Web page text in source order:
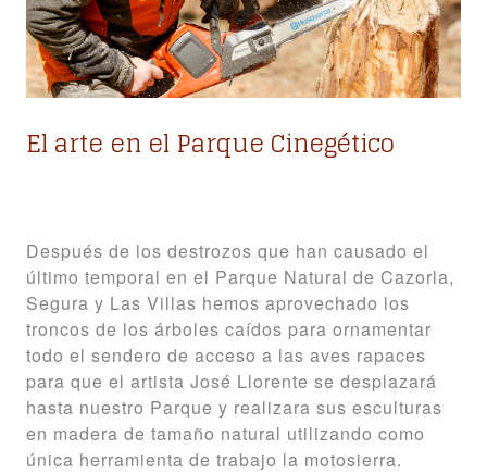
El arte en el Parque Cinegético
Después de los destrozos que han causado el
último temporal en el Parque Natural de Cazorla,
Segura y Las Villas hemos aprovechado los
troncos de los árboles caídos para ornamentar
todo el sendero de acceso a las aves rapaces
para que el artista José Llorente se desplazará
hasta nuestro Parque y realizara sus esculturas
en madera de tamaño natural utilizando como
única herramienta de trabajo la motosierra.